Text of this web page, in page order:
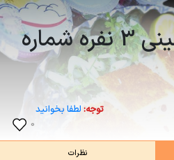
%10 تخفیف سینی 3 نفره شماره
توجه:لطفا بخوانید
0
نظرات